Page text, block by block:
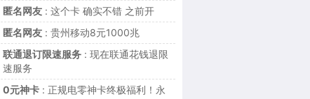
匿名网友: 这个卡 确实不错 之前开
匿名网友: 贵州移动8元1000兆
联通退订限速服务: 现在联通花钱退限
速服务
0元神卡: 正规电零神卡终极福利！永